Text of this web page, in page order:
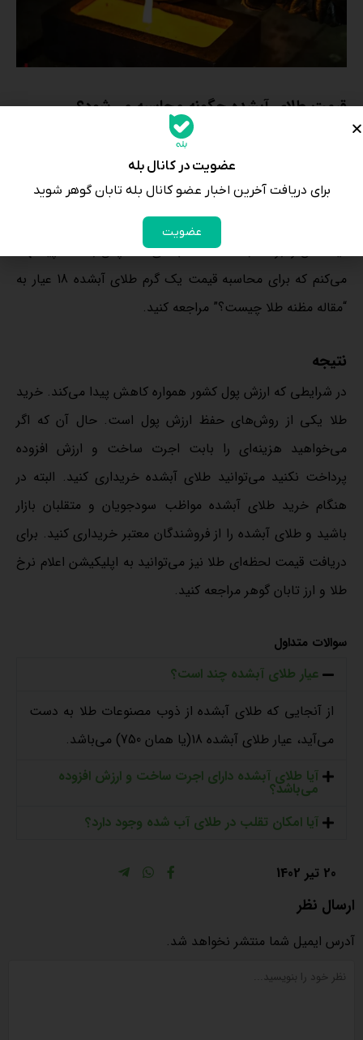
قیمت طلای آبشده چگونه محاسبه می‌شود؟
اکنون که با اشکال و عیار طلای آبشده آشنا شدید، به سراغ
محاسبه ارزش آن می‌رویم. چرا که ممکن است شما در حال
حاضر طلای آبشده داشته باشید و یا زمانی بخواهید اقدام به
خرید آن بکنید. درباره قیمت طلای آبشده نکته مهم این است که
قیمت آن را برحسب مظنه حساب می‌کنند. پس به شما پیشنهاد
می‌کنم که برای محاسبه قیمت یک گرم طلای آبشده 18 عیار به
“مقاله مظنه طلا چیست؟” مراجعه کنید.
نتیجه
در شرایطی که ارزش پول کشور همواره کاهش پیدا می‌کند. خرید
طلا یکی از روش‌های حفظ ارزش پول است. حال آن که اگر
می‌خواهید هزینه‌ای را بابت اجرت ساخت و ارزش افزوده
پرداخت نکنید می‌توانید طلای آبشده خریداری کنید. البته در
هنگام خرید طلای آبشده مواظب سودجویان و متقلبان بازار
باشید و طلای آبشده را از فروشندگان معتبر خریداری کنید. برای
دریافت قیمت لحظه‌ای طلا نیز می‌توانید به اپلیکیشن اعلام نرخ
طلا و ارز تابان گوهر مراجعه کنید.
سوالات متداول
عیار طلای آبشده چند است؟
از آنجایی که طلای آبشده از ذوب مصنوعات طلا به دست
می‌آید، عیار طلای آبشده 18(یا همان 750) می‌باشد.
آیا طلای آبشده دارای اجرت ساخت و ارزش افزوده
می‌باشد؟
آیا امکان تقلب در طلای آب شده وجود دارد؟
20 تیر 1402
ارسال نظر
آدرس ایمیل شما منتشر نخواهد شد.
عضویت در کانال بله
برای دریافت آخرین اخبار عضو کانال بله تابان گوهر شوید
عضویت